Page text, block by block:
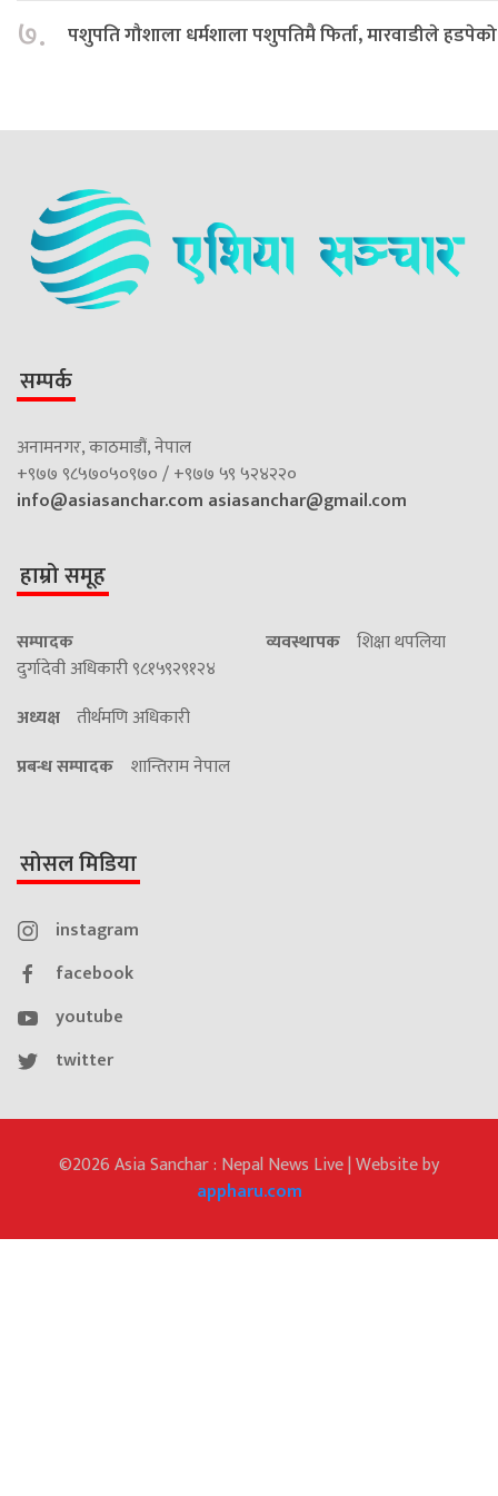
७. पशुपति गौशाला धर्मशाला पशुपतिमै फिर्ता, मारवाडीले
सम्पर्क
अनामनगर, काठमाडौं, नेपाल
+९७७ ९८५७०५०९७० / +९७७ ५९ ५२४२२०
info@asiasanchar.com asiasanchar@gmail.com
हाम्रो समूह
सम्पादक
दुर्गादेवी अधिकारी ९८१५९२९१२४
व्यवस्थापक शिक्षा थपलिया
अध्यक्ष तीर्थमणि अधिकारी
प्रबन्ध सम्पादक शान्तिराम नेपाल
सोसल मिडिया
instagram
facebook
youtube
twitter
©2026 Asia Sanchar : Nepal News Live | Website by
appharu.com